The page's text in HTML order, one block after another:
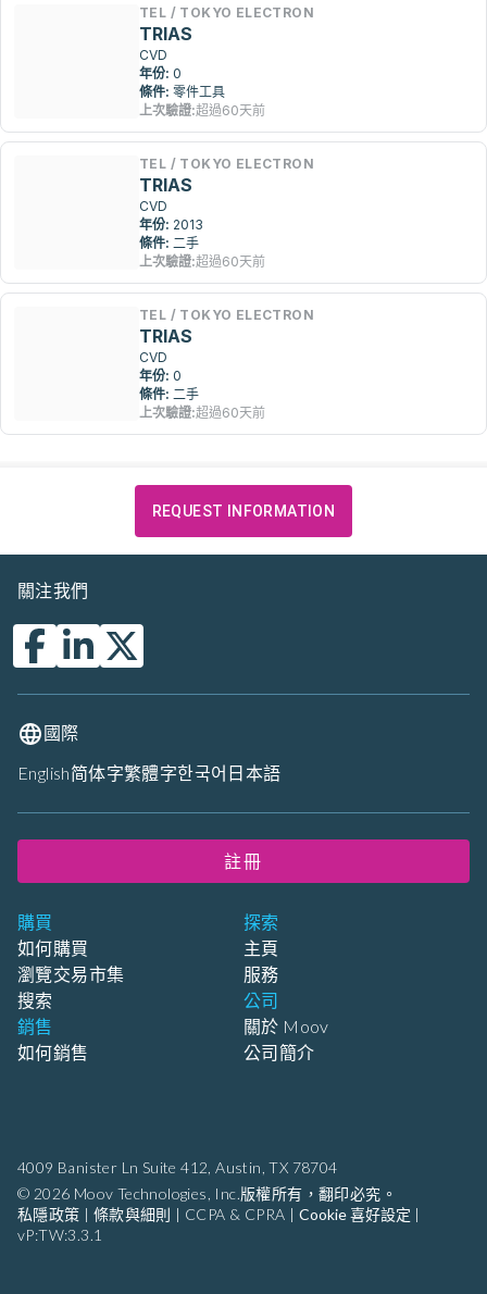
TEL / TOKYO ELECTRON
TRIAS
CVD
年份: 0
條件: 零件工具
上次驗證:超過60天前
TEL / TOKYO ELECTRON
TRIAS
CVD
年份: 2013
條件: 二手
上次驗證:超過60天前
TEL / TOKYO ELECTRON
TRIAS
CVD
年份: 0
條件: 二手
上次驗證:超過60天前
REQUEST INFORMATION
4009 Banister Ln Suite 412, Austin, TX 78704
© 2026 Moov Technologies, Inc.版權所有，翻印必究。
私隱政策 | 條款與細則 | CCPA & CPRA | Cookie 喜好設定 |
vP:TW:3.3.1
購買
如何購買
瀏覽交易市集
搜索
銷售
如何銷售
探索
主頁
服務
公司
關於 Moov
公司簡介
關注我們
國際
English简体字繁體字한국어 日本語
註冊